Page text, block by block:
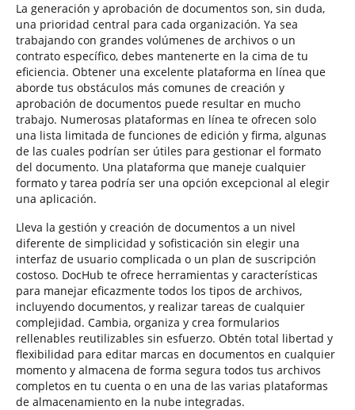
La generación y aprobación de documentos son, sin duda,
una prioridad central para cada organización. Ya sea
trabajando con grandes volúmenes de archivos o un
contrato específico, debes mantenerte en la cima de tu
eficiencia. Obtener una excelente plataforma en línea que
aborde tus obstáculos más comunes de creación y
aprobación de documentos puede resultar en mucho
trabajo. Numerosas plataformas en línea te ofrecen solo
una lista limitada de funciones de edición y firma, algunas
de las cuales podrían ser útiles para gestionar el formato
del documento. Una plataforma que maneje cualquier
formato y tarea podría ser una opción excepcional al elegir
una aplicación.
Lleva la gestión y creación de documentos a un nivel
diferente de simplicidad y sofisticación sin elegir una
interfaz de usuario complicada o un plan de suscripción
costoso. DocHub te ofrece herramientas y características
para manejar eficazmente todos los tipos de archivos,
incluyendo documentos, y realizar tareas de cualquier
complejidad. Cambia, organiza y crea formularios
rellenables reutilizables sin esfuerzo. Obtén total libertad y
flexibilidad para editar marcas en documentos en cualquier
momento y almacena de forma segura todos tus archivos
completos en tu cuenta o en una de las varias plataformas
de almacenamiento en la nube integradas.